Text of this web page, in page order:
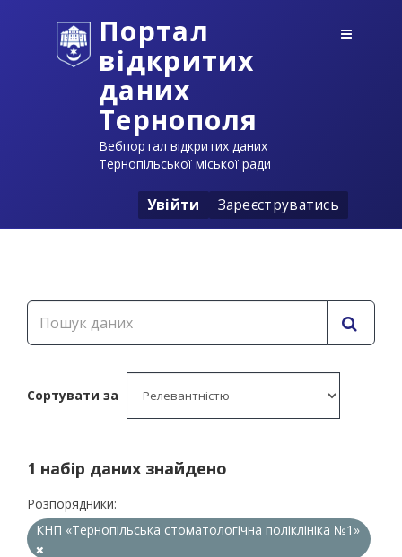
Портал
відкритих
даних
Тернополя
Вебпортал відкритих даних
Тернопільської міської ради
Увійти Зареєструватись
Сортувати за
1 набір даних знайдено
Розпорядники:
КНП «Тернопільська стоматологічна поліклініка №1»